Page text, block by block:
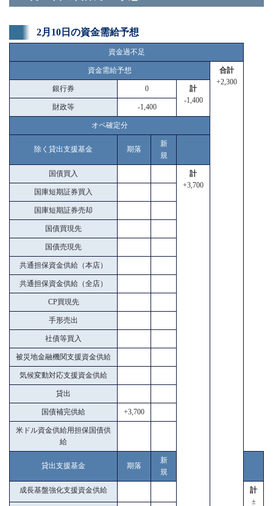
2月10日の資金需給予想
資金過不足
資金需給予想
合計
+2,300
銀行券 0
計
-1,400
財政等 -1,400
オペ確定分
除く貸出支援基金 期落
新
規
国債買入
計
+3,700
国庫短期証券買入
国庫短期証券売却
国債買現先
国債売現先
共通担保資金供給（本店）
共通担保資金供給（全店）
CP買現先
手形売出
社債等買入
被災地金融機関支援資金供給
気候変動対応支援資金供給
貸出
国債補完供給 +3,700
米ドル資金供給用担保国債供
給
貸出支援基金 期落
新
規
成長基盤強化支援資金供給
計
±